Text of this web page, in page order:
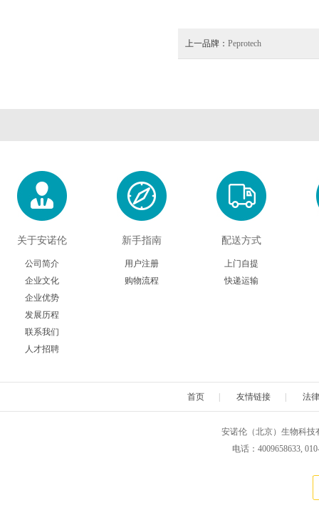
上一品牌： Peprotech
关于安诺伦
公司简介
企业文化
企业优势
发展历程
联系我们
人才招聘
新手指南
用户注册
购物流程
配送方式
上门自提
快递运输
首页 友情链接 法
安诺伦（北京）生物科技
电话：4009658633,